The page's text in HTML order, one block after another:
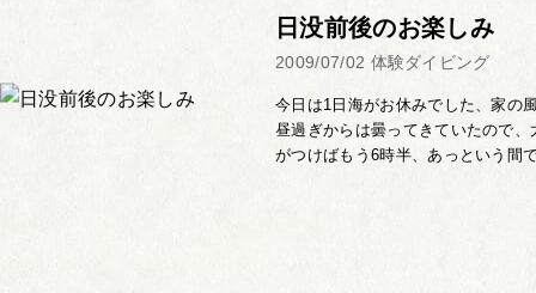
日没前後のお楽しみ
2009/07/02 体験ダイビング
今日は1日海がお休みでした、家の
昼過ぎからは曇ってきていたので
がつけばもう6時半、あっという間